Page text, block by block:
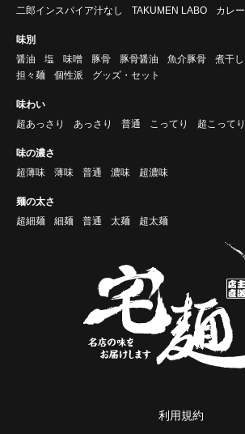
二郎インスパイア汁なし
TAKUMEN LABO カレー
味別
醤油
塩 味噌 豚骨 豚骨醤油 魚介豚骨 煮干し
担々麺
個性派 グッズ・セット
味わい
超あっさり
あっさり 普通 こってり 超こってり
味の濃さ
超薄味
薄味 普通 濃味 超濃味
麺の太さ
超細麺
細麺 普通 太麺 超太麺
利用規約